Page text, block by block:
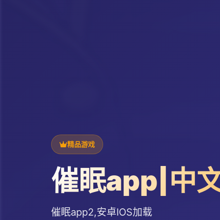
精品游戏
催眠app|中
催眠app2,安卓IOS加载